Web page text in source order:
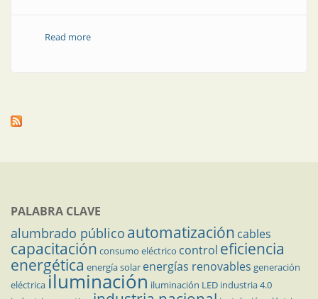
Read moreabout Medidas que anticipan el aumento y los cortes
PALABRA CLAVE
alumbrado público automatización cables
capacitación consumo eléctrico control eficiencia
energética energía solar energías renovables generación
eléctricailuminación iluminación LED industria 4.0